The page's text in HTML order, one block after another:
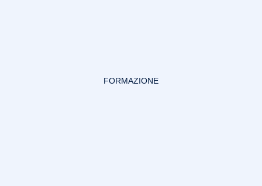
FORMAZIONE